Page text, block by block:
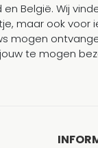
België. Wij
maar ook voor
mogen
te mogen